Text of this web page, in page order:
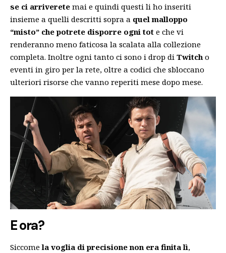
se ci arriverete mai e quindi questi li ho inseriti
insieme a quelli descritti sopra a quel malloppo
“misto” che potrete disporre ogni tot e che vi
renderanno meno faticosa la scalata alla collezione
completa. Inoltre ogni tanto ci sono i drop di Twitch o
eventi in giro per la rete, oltre a codici che sbloccano
ulteriori risorse che vanno reperiti mese dopo mese.
E ora?
Siccomela voglia di precisione non era finita lì,